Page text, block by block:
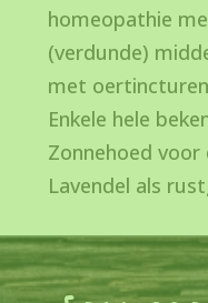
homeopathie
(verdunde)
met
Enkele hele
Zonnehoed
Lavendel als